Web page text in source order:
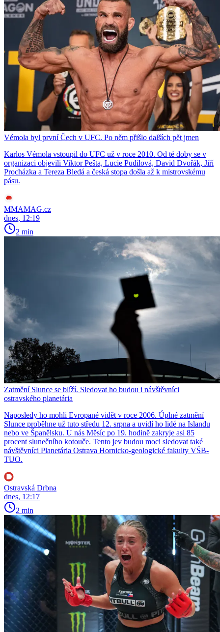
Vémola byl první Čech v UFC. Po něm přišlo dalších pět jmen
Karlos Vémola vstoupil do UFC už v roce 2010. Od té doby se v
organizaci objevili Viktor Pešta, Lucie Pudilová, David Dvořák, Jiří
Procházka a Tereza Bledá a česká stopa došla až k mistrovskému
pásu.
MMAMAG.cz
dnes, 12:19
2 min
Zatmění Slunce se blíží. Sledovat ho budou i návštěvníci
ostravského planetária
Naposledy ho mohli Evropané vidět v roce 2006. Úplné zatmění
Slunce proběhne už tuto středu 12. srpna a uvidí ho lidé na Islandu
nebo ve Španělsku. U nás Měsíc po 19. hodině zakryje asi 85
procent slunečního kotouče. Tento jev budou moci sledovat také
návštěvníci Planetária Ostrava Hornicko-geologické fakulty VŠB-
TUO.
Ostravská Drbna
dnes, 12:17
2 min